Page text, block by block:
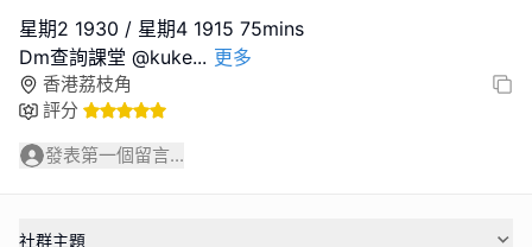
星期2 1930 / 星期4 1915 75mins
Dm查詢課堂 @kuke... 更多
香港荔枝角
評分
發表第一個留言...
社群主題